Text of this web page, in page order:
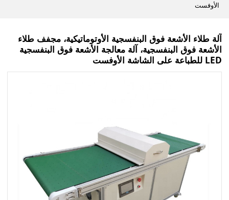
الأوفست
آلة طلاء الأشعة فوق البنفسجية الأوتوماتيكية، مجفف طلاء
الأشعة فوق البنفسجية، آلة معالجة الأشعة فوق البنفسجية
LED للطباعة على الشاشة الأوفست